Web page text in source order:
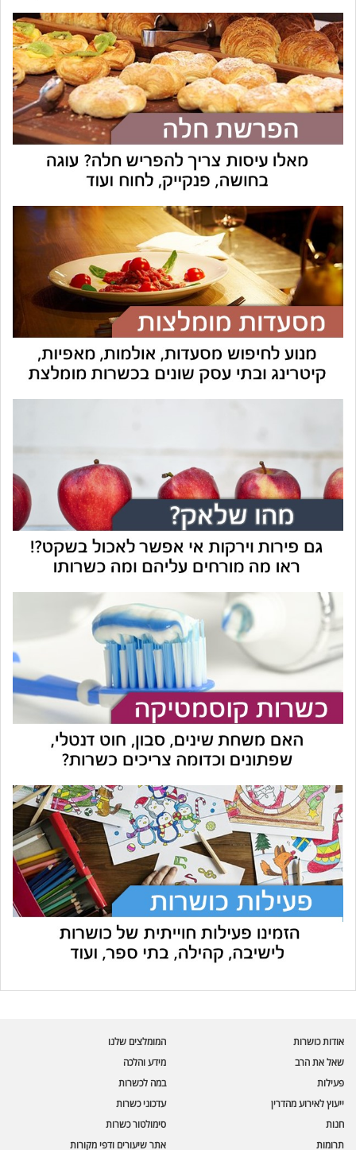
אודות כושרות
שאל את הרב
פעילות
ייעוץ לאירוע מהדרין
המומלצים שלנו
מידע והלכה
במה לכשרות
עדכוני כשרות
חנות
תרומות
סימולטור כשרות
אתר שיעורים ודפי מקורות
🪲 בדיקת חרקים
מספר כושרות ומאמרי האתר